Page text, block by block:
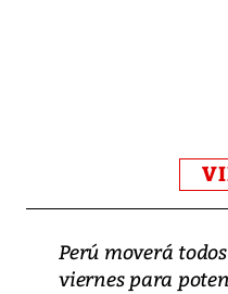
Perú moverá
viernes para